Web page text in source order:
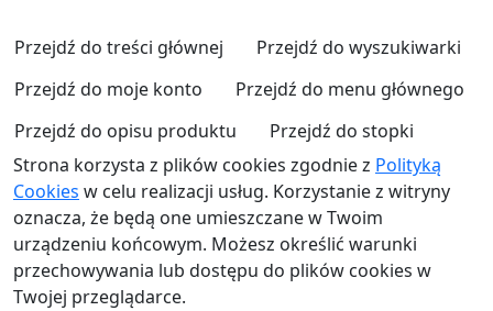
Przejdź do treści głównej
Przejdź do wyszukiwarki
Przejdź do moje konto
Przejdź do menu głównego
Przejdź do opisu produktu
Przejdź do stopki
Strona korzysta z plików cookies zgodnie z Polityką
Cookies w celu realizacji usług. Korzystanie z witryny
oznacza, że będą one umieszczane w Twoim
urządzeniu końcowym. Możesz określić warunki
przechowywania lub dostępu do plików cookies w
Twojej przeglądarce.